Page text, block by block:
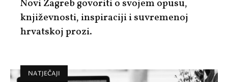
Novi Zagreb govoriti o svojem opusu,
književnosti, inspiraciji i suvremenoj
hrvatskoj prozi.
NATJEČAJI